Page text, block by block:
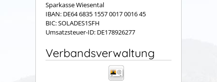
Sparkasse Wiesental
IBAN: DE64 6835 1557 0017 0016 45
BIC: SOLADES1SFH
Umsatzsteuer-ID: DE178926277
Verbandsverwaltung